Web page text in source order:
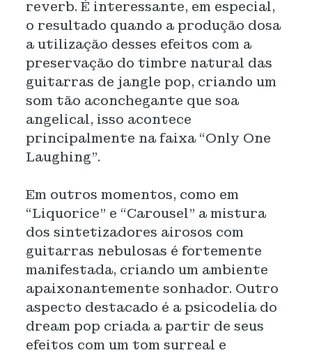
reverb. É interessante, em especial,
o resultado quando a produção dosa
a utilização desses efeitos com a
preservação do timbre natural das
guitarras de jangle pop, criando um
som tão aconchegante que soa
angelical, isso acontece
principalmente na faixa “Only One
Laughing”.
Em outros momentos, como em
“Liquorice” e “Carousel” a mistura
dos sintetizadores airosos com
guitarras nebulosas é fortemente
manifestada, criando um ambiente
apaixonantemente sonhador. Outro
aspecto destacado é a psicodelia do
dream pop criada a partir de seus
efeitos com um tom surreal e